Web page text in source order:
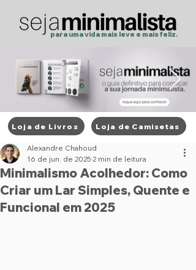
para uma vida mais leve e mais feliz.
Post
Minimalismo Acolhedor: Como
Criar um Lar Simples, Quente e
Funcional em 2025
Alexandre Chahoud
16 de jun. de 2025 2 min de leitura
Loja de Livros Loja de Camisetas